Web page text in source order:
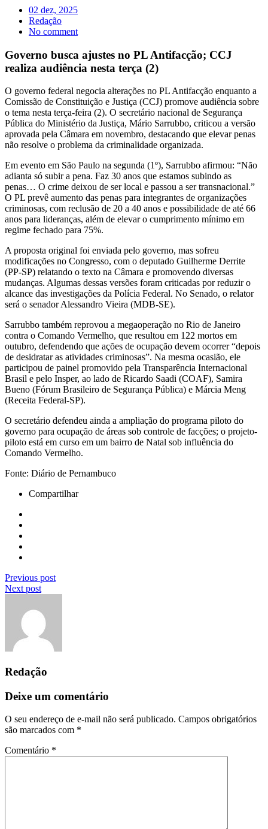
02 dez, 2025
Redação
No comment
Governo busca ajustes no PL Antifacção; CCJ
realiza audiência nesta terça (2)
O governo federal negocia alterações no PL Antifacção enquanto a
Comissão de Constituição e Justiça (CCJ) promove audiência sobre
o tema nesta terça-feira (2). O secretário nacional de Segurança
Pública do Ministério da Justiça, Mário Sarrubbo, criticou a versão
aprovada pela Câmara em novembro, destacando que elevar penas
não resolve o problema da criminalidade organizada.
Em evento em São Paulo na segunda (1º), Sarrubbo afirmou: “Não
adianta só subir a pena. Faz 30 anos que estamos subindo as
penas… O crime deixou de ser local e passou a ser transnacional.”
O PL prevê aumento das penas para integrantes de organizações
criminosas, com reclusão de 20 a 40 anos e possibilidade de até 66
anos para lideranças, além de elevar o cumprimento mínimo em
regime fechado para 75%.
A proposta original foi enviada pelo governo, mas sofreu
modificações no Congresso, com o deputado Guilherme Derrite
(PP-SP) relatando o texto na Câmara e promovendo diversas
mudanças. Algumas dessas versões foram criticadas por reduzir o
alcance das investigações da Polícia Federal. No Senado, o relator
será o senador Alessandro Vieira (MDB-SE).
Sarrubbo também reprovou a megaoperação no Rio de Janeiro
contra o Comando Vermelho, que resultou em 122 mortos em
outubro, defendendo que ações de ocupação devem ocorrer “depois
de desidratar as atividades criminosas”. Na mesma ocasião, ele
participou de painel promovido pela Transparência Internacional
Brasil e pelo Insper, ao lado de Ricardo Saadi (COAF), Samira
Bueno (Fórum Brasileiro de Segurança Pública) e Márcia Meng
(Receita Federal-SP).
O secretário defendeu ainda a ampliação do programa piloto do
governo para ocupação de áreas sob controle de facções; o projeto-
piloto está em curso em um bairro de Natal sob influência do
Comando Vermelho.
Fonte: Diário de Pernambuco
Compartilhar
Previous post
Next post
Redação
Deixe um comentário
O seu endereço de e-mail não será publicado. Campos obrigatórios
são marcados com *
Comentário *